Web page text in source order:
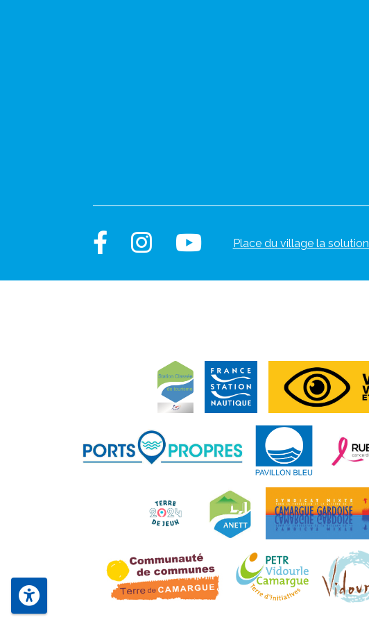
Place du village la